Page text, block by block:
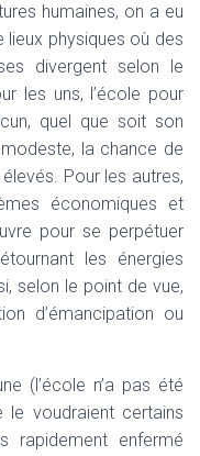
humaines, on a eu
physiques où des
divergent selon le
les uns, l’école pour
quel que soit son
la chance de
Pour les autres,
économiques et
pour se perpétuer
les énergies
selon le point de vue,
d’émancipation ou
(l’école n’a pas été
le voudraient certains
rapidement enfermé